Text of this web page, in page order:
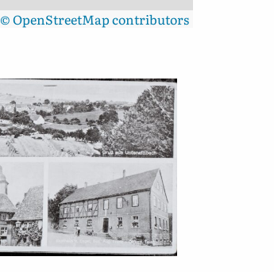
© OpenStreetMap contributors